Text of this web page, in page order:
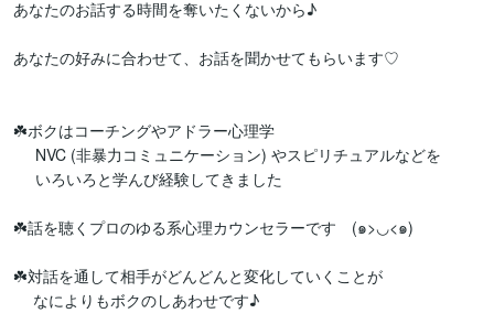
あなたのお話する時間を奪いたくないから♪
あなたの好みに合わせて、お話を聞かせてもらいます♡
☘️ボクはコーチングやアドラー心理学
☘️話を聴くプロのゆる系心理カウンセラーです　(๑>◡<๑)
☘️対話を通して相手がどんどんと変化していくことが
なによりもボクのしあわせです♪